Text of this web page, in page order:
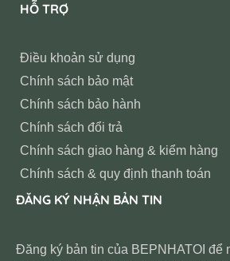
HỖ TRỢ
Điều khoản sử dụng
Chính sách bảo mật
Chính sách bảo hành
Chính sách đổi trả
Chính sách giao hàng & kiểm hàng
Chính sách & quy định thanh toán
ĐĂNG KÝ NHẬN BẢN TIN
Đăng ký bản tin của BEPNHATOI để